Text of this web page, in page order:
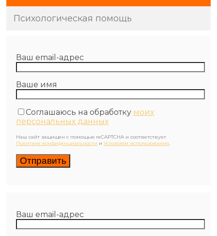
Психологическая помощь
Ваш email-адрес
Ваше имя
Соглашаюсь на обработку моих
персональных данных
Наш сайт защищен с помощью reCAPTCHA и соответствует
Политике конфиденциальности и Условиям использования.
Ваш email-адрес